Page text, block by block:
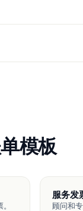
模板
服务发
顾问和